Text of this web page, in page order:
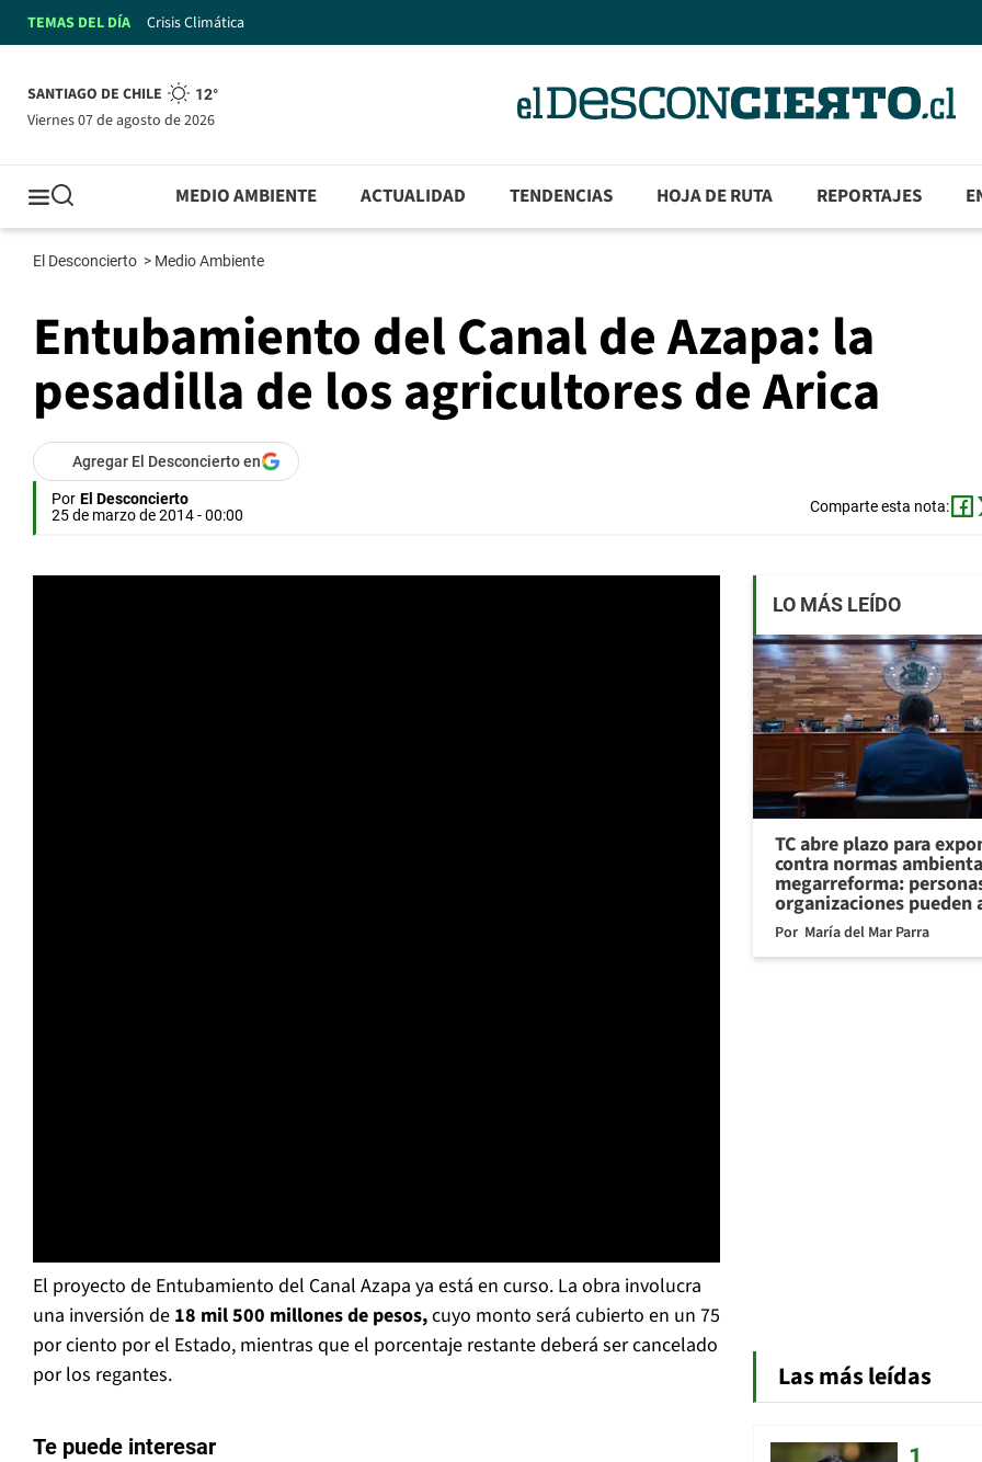
TEMAS DEL DÍA Crisis Climática
SANTIAGO DE CHILE 12°
viernes 07 de agosto de 2026
MEDIO AMBIENTE ACTUALIDAD TENDENCIAS HOJA DE RUTA REPORTAJES
El Desconcierto > Medio Ambiente
Entubamiento del Canal de Azapa: la
pesadilla de los agricultores de Arica
Agregar El Desconcierto en
Por El Desconcierto
25 de marzo de 2014 - 00:00
Comparte esta nota:
El proyecto de Entubamiento del Canal Azapa ya está en curso. La obra involucra
una inversión de 18 mil 500 millones de pesos,cuyo monto será cubierto en un 75
por ciento por el Estado, mientras que el porcentaje restante deberá ser cancelado
por los regantes.
Te puede interesar
LO MÁS LEÍDO
TC abre plazo para
contra normas
megarreforma:
organizaciones pueden
Por María del Mar Parra
Las más leídas